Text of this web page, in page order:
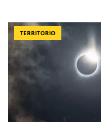
TERRITORIO